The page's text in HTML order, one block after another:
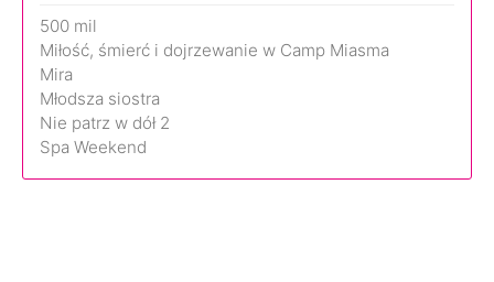
500 mil
Miłość, śmierć i dojrzewanie w Camp Miasma
Mira
Młodsza siostra
Nie patrz w dół 2
Spa Weekend